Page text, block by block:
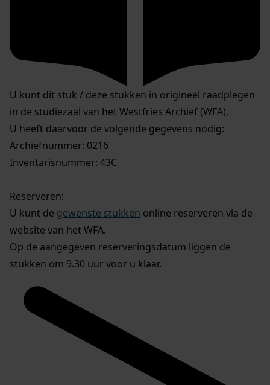
U kunt dit stuk / deze stukken in origineel raadplegen
in de studiezaal van het Westfries Archief (WFA).
U heeft daarvoor de volgende gegevens nodig:
Archiefnummer: 0216
Inventarisnummer: 43C
Reserveren:
U kunt de gewenste stukken online reserveren via de
website van het WFA.
Op de aangegeven reserveringsdatum liggen de
stukken om 9.30 uur voor u klaar.